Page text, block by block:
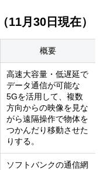
11月30日現在）
概要
高速大容量・低遅延で
データ通信が可能な
5Gを活用して、複数
方向からの映像を見な
がら遠隔操作で物体を
つかんだり移動させた
りする。
ソフトバンクの通信網